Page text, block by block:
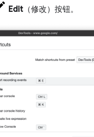
Edit （修改）按钮。